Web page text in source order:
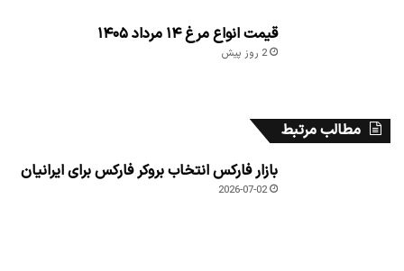
قیمت انواع مرغ ۱۴ مرداد ۱۴۰۵
2 روز پیش
مطالب مرتبط
بازار فارکس انتخاب بروکر فارکس برای ایرانیان
2026-07-02